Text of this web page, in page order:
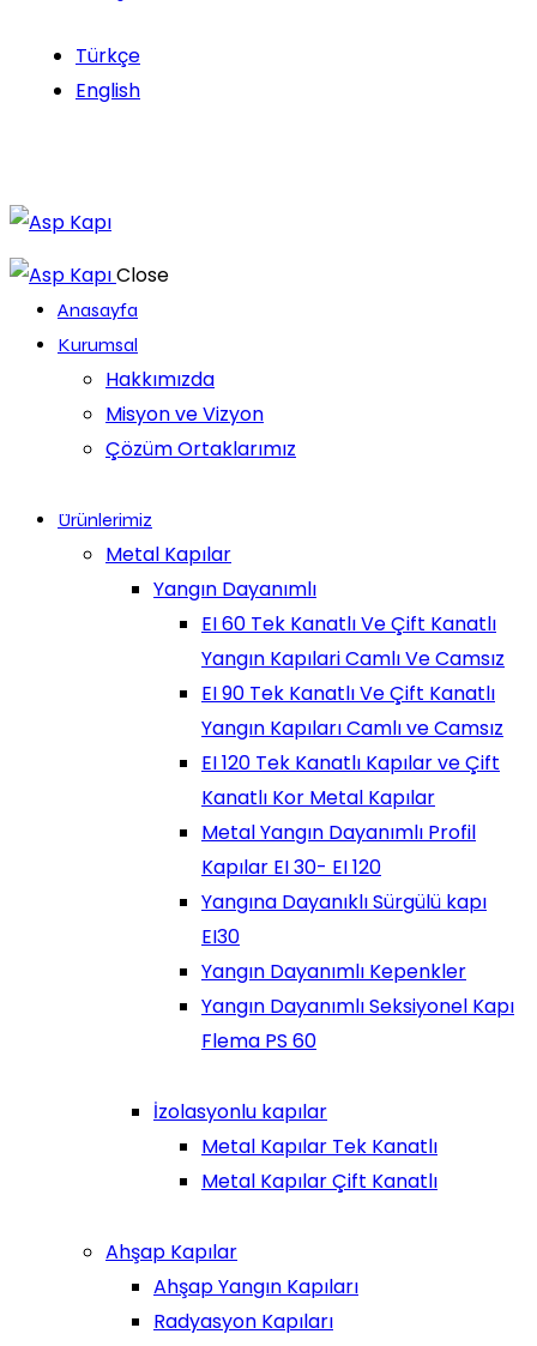
Türkçe
English
Close
Anasayfa
Kurumsal
Hakkımızda
Misyon ve Vizyon
Çözüm Ortaklarımız
Ürünlerimiz
Metal Kapılar
Yangın Dayanımlı
EI 60 Tek Kanatlı Ve Çift Kanatlı
Yangın Kapılari Camlı Ve Camsız
EI 90 Tek Kanatlı Ve Çift Kanatlı
Yangın Kapıları Camlı ve Camsız
EI 120 Tek Kanatlı Kapılar ve Çift
Kanatlı Kor Metal Kapılar
Metal Yangın Dayanımlı Profil
Kapılar EI 30- EI 120
Yangına Dayanıklı Sürgülü kapı
EI30
Yangın Dayanımlı Kepenkler
Yangın Dayanımlı Seksiyonel Kapı
Flema PS 60
İzolasyonlu kapılar
Metal Kapılar Tek Kanatlı
Metal Kapılar Çift Kanatlı
Ahşap Kapılar
Ahşap Yangın Kapıları
Radyasyon Kapıları